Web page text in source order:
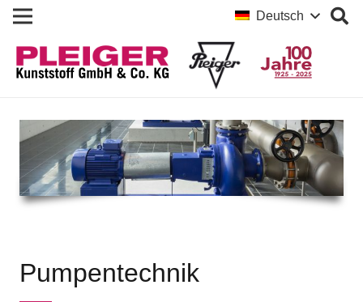
Deutsch
Pumpentechnik